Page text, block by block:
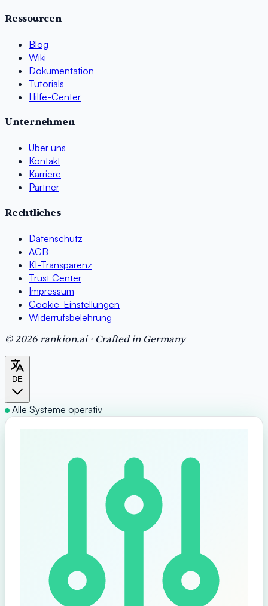
Ressourcen
Blog
Wiki
Dokumentation
Tutorials
Hilfe-Center
Unternehmen
Über uns
Kontakt
Karriere
Partner
Rechtliches
Datenschutz
AGB
KI-Transparenz
Trust Center
Impressum
Cookie-Einstellungen
Widerrufsbelehrung
© 2026 rankion.ai · Crafted in Germany
DE
Alle Systeme operativ